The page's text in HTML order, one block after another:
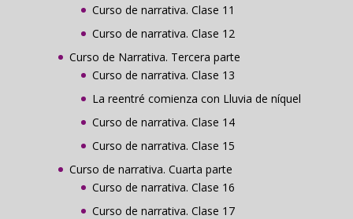
Curso de narrativa. Clase 11
Curso de narrativa. Clase 12
Curso de Narrativa. Tercera parte
Curso de narrativa. Clase 13
La reentré comienza con Lluvia de níquel
Curso de narrativa. Clase 14
Curso de narrativa. Clase 15
Curso de narrativa. Cuarta parte
Curso de narrativa. Clase 16
Curso de narrativa. Clase 17